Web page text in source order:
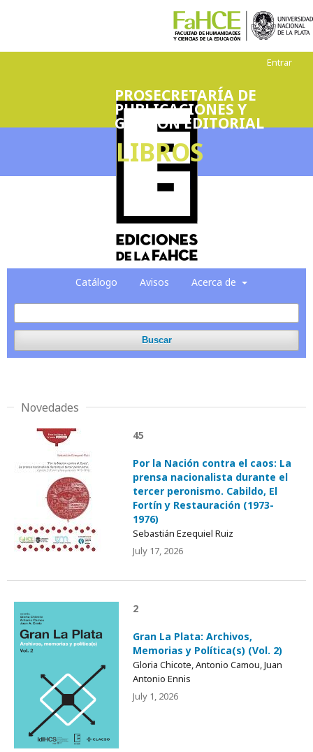
PROSECRETARÍA DE
PUBLICACIONES Y
GESTIÓN EDITORIAL
LIBROS
Catálogo Avisos Acerca de
Buscar
Entrar
Novedades
45
Por la Nación contra el caos: La
prensa nacionalista durante el
tercer peronismo. Cabildo, El
Fortín y Restauración (1973-
1976)
Sebastián Ezequiel Ruiz
July 17, 2026
2
Gran La Plata: Archivos,
Memorias y Política(s) (Vol. 2)
Gloria Chicote, Antonio Camou, Juan
Antonio Ennis
July 1, 2026